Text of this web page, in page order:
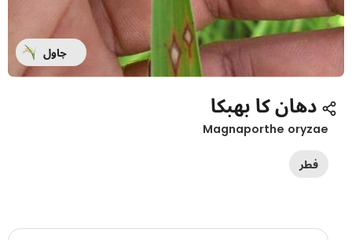
چاول
دھان کا بھبکا
Magnaporthe